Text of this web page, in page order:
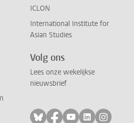
ICLON
International Institute for
Asian Studies
Volg ons
Lees onze wekelijkse
nieuwsbrief
Volg ons op bluesky
Volg ons op
Volg ons op
Volg ons
Volg